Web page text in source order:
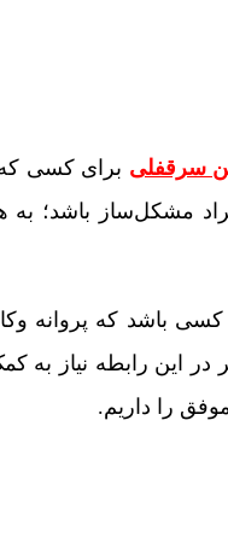
سرقفلی برای کسی
مشکل‌ساز باشد؛ به
باشد که پروانه
در این رابطه نیاز به
را داریم.